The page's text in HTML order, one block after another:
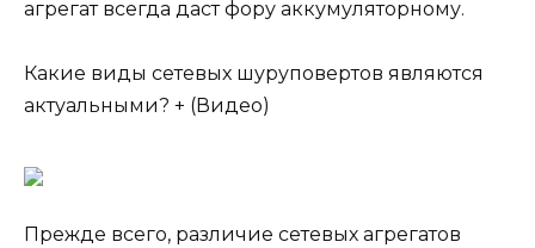
агрегат всегда даст фору аккумуляторному.
Какие виды сетевых шуруповертов являются
актуальными? + (Видео)
Прежде всего, различие сетевых агрегатов